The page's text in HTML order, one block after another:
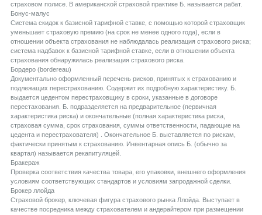
страховом полисе. В американской страховой практике Б. называется рабат.
Бонус-малус
Система скидок к базисной тарифной ставке, с помощью которой страховщик
уменьшает страховую премию (на срок не менее одного года), если в
отношении объекта страхования не наблюдалась реализация страхового риска;
система надбавок к базисной тарифной ставке, если в отношении объекта
страхования обнаружилась реализация страхового риска.
Бордеро (bordereau)
Документально оформленный перечень рисков, принятых к страхованию и
подлежащих перестрахованию. Содержит их подробную характеристику. Б.
выдается цедентом перестраховщику в сроки, указанные в договоре
перестахования. Б. подразделяется на предварительное (первичная
характеристика риска) и окончательные (полная характеристика риска,
страховая сумма, срок страхования, суммы ответственности, падающие на
цедента и перестрахователя) . Окончательное Б. выставляется по рискам,
фактически принятым к страхованию. Инвентарная опись Б. (обычно за
квартал) называется рекапитуляцей.
Бракераж
Проверка соответствия качества товара, его упаковки, внешнего оформления
условиям соответствующих стандартов и условиям запродажной сделки.
Брокер ллойда
Страховой брокер, ключевая фигура страхового рынка Ллойда. Выступает в
качестве посредника между страхователем и андерайтером при размещении